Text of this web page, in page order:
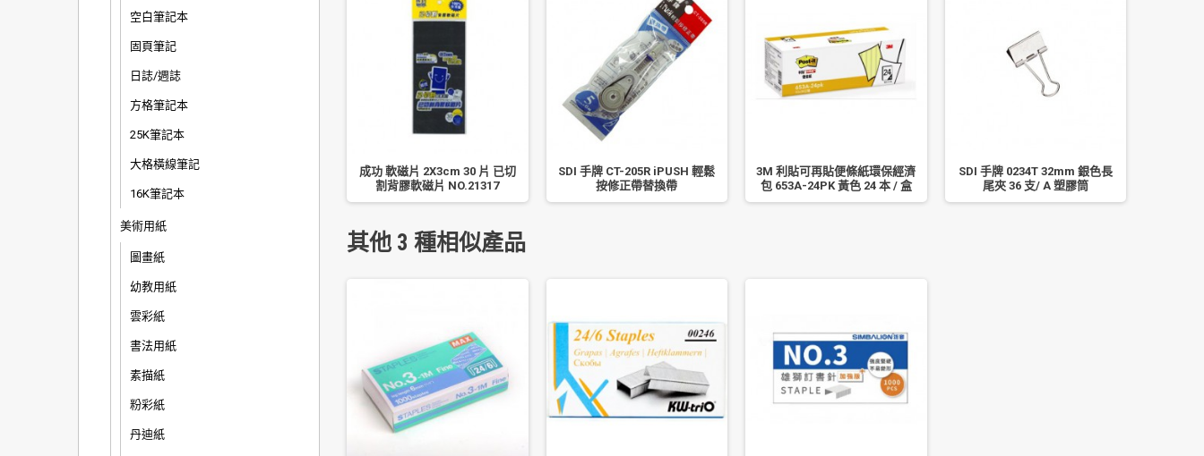
空白筆記本
固頁筆記
日誌/週誌
方格筆記本
25K筆記本
大格橫線筆記
16K筆記本
美術用紙
圖畫紙
幼教用紙
雲彩紙
書法用紙
素描紙
粉彩紙
丹迪紙
SKB 自動原子筆 IB-12 / 0.5mm
成功 軟磁片 2X3cm 30 片 已切
割背膠軟磁片 NO.21317
SDI 手牌 CT-205R iPUSH 輕鬆
按修正帶替換帶
3M 利貼可再貼便條紙環保經濟
包 653A-24PK 黃色 24 本 / 盒
SDI 手牌 0234T 32mm 銀色長
尾夾 36 支/ A 塑膠筒
其他 3 種相似產品